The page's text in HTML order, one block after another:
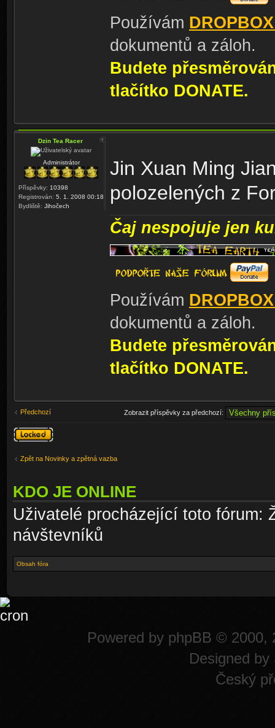
Používám
dokumentů a záloh.
Budete
tlačítko DONATE.
Dzin Tea Racer
Administrátor
Příspěvky: 10398
Registrován: 5. 1. 2008 00:18
Bydliště: Jihočech
Jin Xuan Ming
polozelených z
Čaj nespojuje jen
Používám
dokumentů a záloh.
Budete
tlačítko DONATE.
Předchozí Zobrazit příspěvky za předchozí:
Téma
uzamknuto
Zpět na Novinky a zpětná vazba
KDO JE ONLINE
Uživatelé procházející toto fórum:
návštevníků
Obsah fóra
Powered by phpBB © 2000,
Designed by
Český